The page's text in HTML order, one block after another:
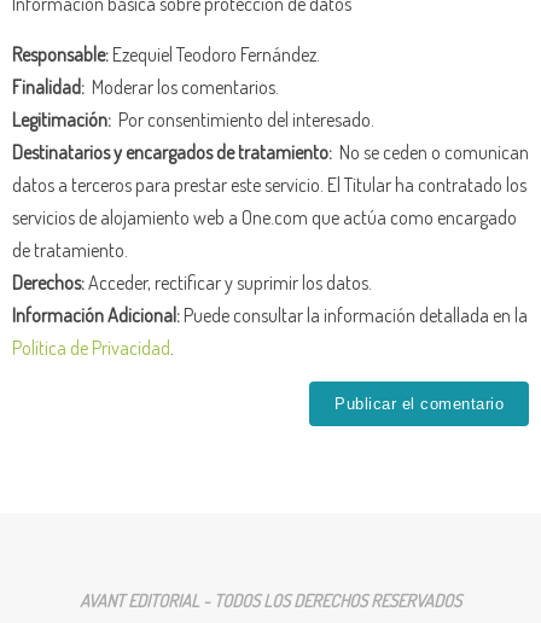
Responsable:Ezequiel Teodoro Fernández.
Finalidad: Moderar los comentarios.
Legitimación: Por consentimiento del interesado.
Destinatarios y encargados de tratamiento: No se ceden o comunican
datos a terceros para prestar este servicio. El Titular ha contratado los
servicios de alojamiento web a One.com que actúa como encargado
de tratamiento.
Derechos:Acceder, rectificar y suprimir los datos.
Información Adicional:Puede consultar la información detallada en la
Política de Privacidad
AVANT EDITORIAL - TODOS LOS DERECHOS RESERVADOS